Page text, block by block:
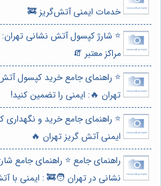
خدمات ایمنی آتش‌گریز 🚒
⭐️ شارژ کپسول آتش نشانی
مراکز معتبر 🧯
⭐️ راهنمای جامع خرید کپسول
تهران 🔥: ایمنی را تضمین کنید!
⭐️ راهنمای جامع خرید و
ایمنی آتش گریز تهران 🔥
راهنمای جامع ⭐️ راهنمای جامع
نشانی در تهران 🧑‍🚒 : ایمنی با